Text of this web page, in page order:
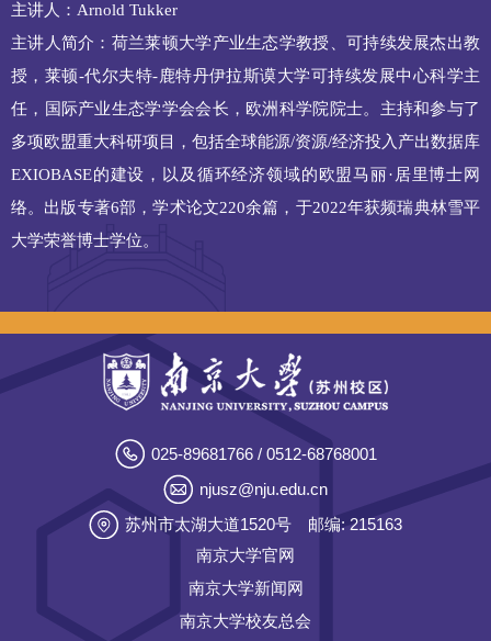
主讲人：Arnold Tukker
主讲人简介：荷兰莱顿大学产业生态学教授、可持续发展杰出教
授，莱顿-代尔夫特-鹿特丹伊拉斯谟大学可持续发展中心科学主
任，国际产业生态学学会会长，欧洲科学院院士。主持和参与了
多项欧盟重大科研项目，包括全球能源/资源/经济投入产出数据库
EXIOBASE的建设，以及循环经济领域的欧盟马丽·居里博士网
络。出版专著6部，学术论文220余篇，于2022年获频瑞典林雪平
大学荣誉博士学位。
025-89681766 / 0512-68768001
njusz@nju.edu.cn
苏州市太湖大道1520号
邮编: 215163
南京大学官网
南京大学新闻网
南京大学校友总会